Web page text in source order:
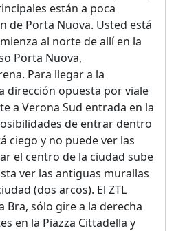
están a poca
de Porta Nuova. Usted está
al norte de allí en la
Porta Nuova,
Para llegar a la
dirección opuesta por viale
a Verona Sud entrada en la
de entrar dentro
ciego y no puede ver las
el centro de la ciudad sube
ver las antiguas murallas
(dos arcos). El ZTL
Bra, sólo gire a la derecha
en la Piazza Cittadella y